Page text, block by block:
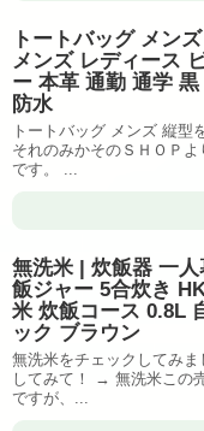
トートバッグ メン
メンズ レディース
ー 本革 通勤 通学
防水
トートバッグ メンズ 縦型
それのみかそのＳＨＯＰ
です。 ...
無洗米 | 炊飯器 一
飯ジャー 5合炊き
米 炊飯コース 0.8L
ック ブラウン
無洗米をチェックしてみ
してみて！ → 無洗米この
ですが、...